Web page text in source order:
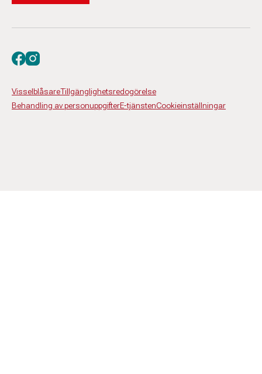
VisselblåsareTillgänglighetsredogörelse
Behandling av personuppgifterE-tjänstenCookieinställningar
Besök oss på facebook
Besök oss på instagram